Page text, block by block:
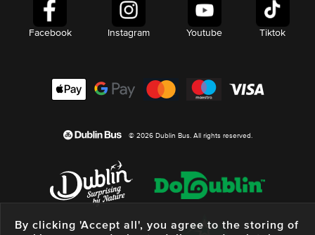
Facebook Instagram Youtube Tiktok
© 2026 Dublin Bus. All rights reserved.
By clicking 'Accept all', you agree to the storing of